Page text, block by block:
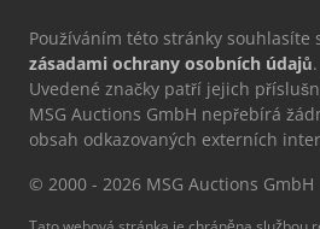
Používáním této stránky souhlasíte
zásadami ochrany osobních údajů.
Uvedené značky patří jejich
MSG Auctions GmbH nepřebírá
obsah odkazovaných externích
© 2000 - 2026 MSG Auctions GmbH